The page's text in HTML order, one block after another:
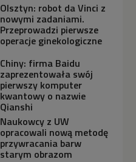
Olsztyn: robot da Vinci z
nowymi zadaniami.
Przeprowadzi pierwsze
operacje ginekologiczne
Chiny: firma Baidu
zaprezentowała swój
pierwszy komputer
kwantowy o nazwie
Qianshi
Naukowcy z UW
opracowali nową metodę
przywracania barw
starym obrazom